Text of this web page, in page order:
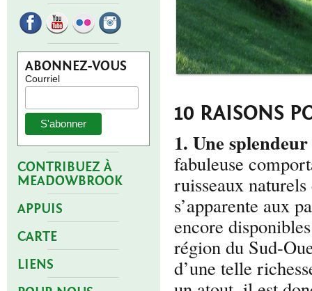
ABONNEZ-VOUS
Courriel
CONTRIBUEZ À
MEADOWBROOK
APPUIS
CARTE
LIENS
10 RAISONS
1. Une
fabuleuse
ruisseaux
s’apparente aux
encore
région du Sud-
d’une telle